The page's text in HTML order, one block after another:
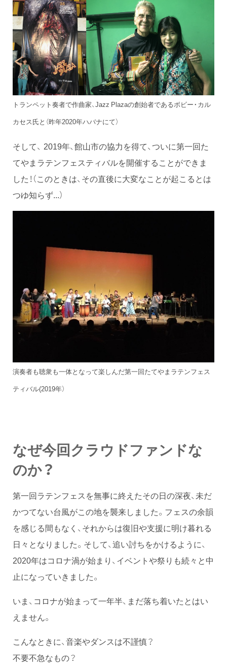
トランペット奏者で作曲家、Jazz Plazaの創始者であるボビー・カル
カセス氏と（昨年2020年ハバナにて）
そして、 2019年、館山市の協力を得て、ついに第一回た
てやまラテンフェスティバルを開催することができま
した！（このときは、その直後に大変なことが起こるとは
つゆ知らず...）
演奏者も聴衆も一体となって楽しんだ第一回たてやまラテンフェス
ティバル(2019年）
なぜ今回クラウドファンドな
のか？
第一回ラテンフェスを無事に終えたその日の深夜、未だ
かつてない台風がこの地を襲来しました。フェスの余韻
を感じる間もなく、それからは復旧や支援に明け暮れる
日々となりました。そして、追い討ちをかけるように、
2020年はコロナ渦が始まり、イベントや祭りも続々と中
止になっていきました。
いま、コロナが始まって一年半、まだ落ち着いたとはい
えません。
こんなときに、音楽やダンスは不謹慎？
不要不急なもの？